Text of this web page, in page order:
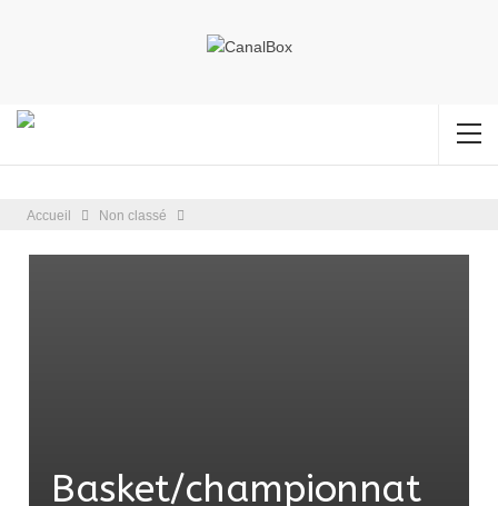
Accueil Non classé
Basket/championnat